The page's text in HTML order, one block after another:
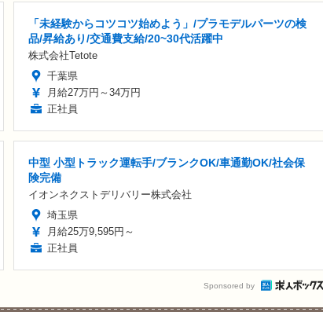
「未経験からコツコツ始めよう」/プラモデルパーツの検
品/昇給あり/交通費支給/20~30代活躍中
株式会社Tetote
千葉県
月給27万円～34万円
正社員
中型 小型トラック運転手/ブランクOK/車通勤OK/社会保
険完備
イオンネクストデリバリー株式会社
埼玉県
月給25万9,595円～
正社員
Sponsored by